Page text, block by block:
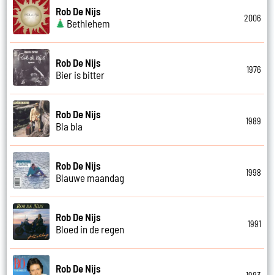
Rob De Nijs
Bethlehem
2006
Rob De Nijs
Bier is bitter
1976
Rob De Nijs
Bla bla
1989
Rob De Nijs
Blauwe maandag
1998
Rob De Nijs
Bloed in de regen
1991
Rob De Nijs